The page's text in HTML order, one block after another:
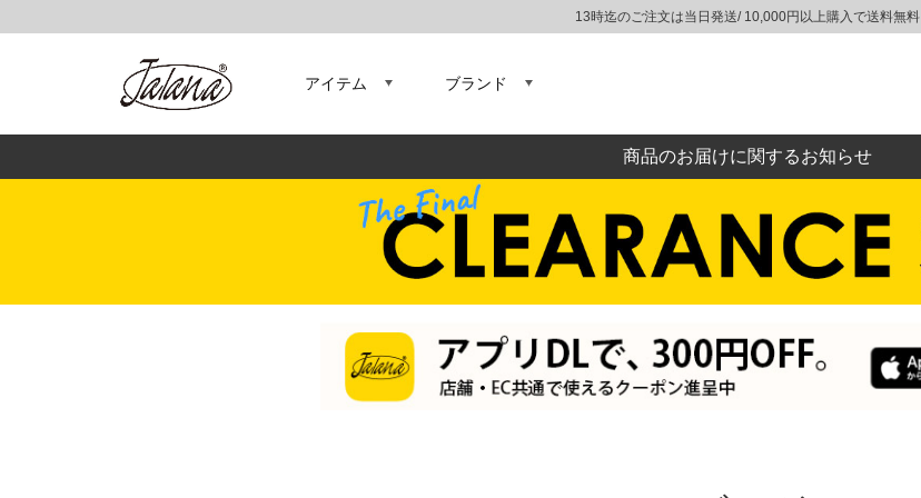
13時迄のご注文は当日発送/ 10,000円以上購入で送料無料
アイテム ブランド
商品のお届けに関するお知らせ